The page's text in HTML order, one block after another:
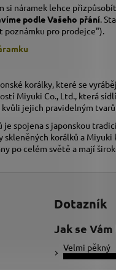
si náramek lehce
podle Vašeho přání .
pro prodejce").
korálky, které se
Miyuki Co., Ltd., která
jejich pravidelným
spojena s japonskou
korálků a
po celém světě a mají
Dotazník
Jak se
Velmi pěkný